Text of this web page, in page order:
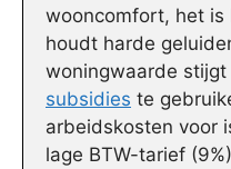
wooncomfort, het
houdt harde
woningwaarde stijgt
subsidies te
arbeidskosten voor
lage BTW-tarief